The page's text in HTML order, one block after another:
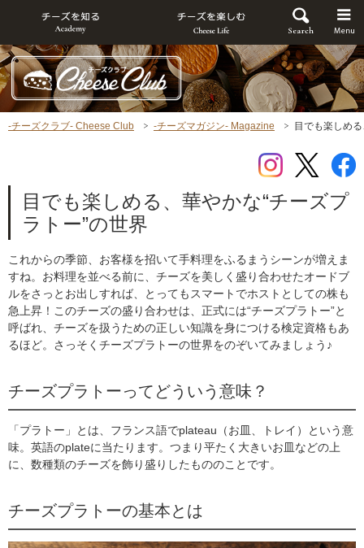
-チーズクラブ- Cheese Club -チーズマガジン- Magazine 目でも楽しめ
目でも楽しめる、華やかな“チーズプ
ラトー”の世界
これからの季節、お客様を招いて手料理をふるまうシーンが増えま
すね。お料理を並べる前に、チーズを美しく盛り合わせたオードブ
ルをさっとお出しすれば、とってもスマートでホストとしての株も
急上昇！このチーズの盛り合わせは、正式には“チーズプラトー”と
呼ばれ、チーズを扱うための正しい知識を身につける検定資格もあ
るほど。さっそくチーズプラトーの世界をのぞいてみましょう♪
チーズプラトーってどういう意味？
「プラトー」とは、フランス語でplateau（お皿、トレイ）という意
味。英語のplateに当たります。つまり平たく大きいお皿などの上
に、数種類のチーズを飾り盛りしたもののことです。
チーズプラトーの基本とは